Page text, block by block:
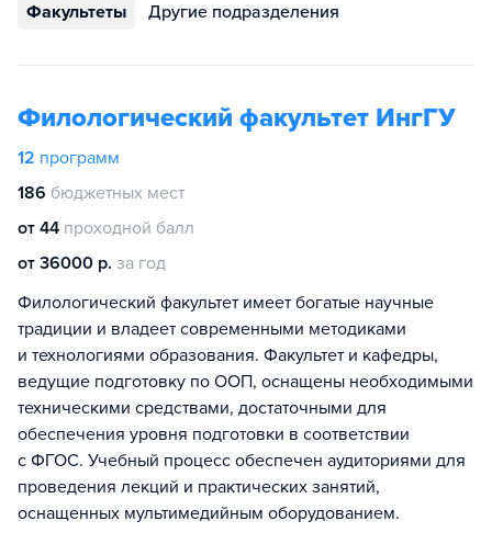
Факультеты Другие подразделения
Филологический факультет ИнгГУ
12 программ
186 бюджетных мест
от 44 проходной балл
от 36000 р. за год
Филологический факультет имеет богатые научные
традиции и владеет современными методиками
и технологиями образования. Факультет и кафедры,
ведущие подготовку по ООП, оснащены необходимыми
техническими средствами, достаточными для
обеспечения уровня подготовки в соответствии
с ФГОС. Учебный процесс обеспечен аудиториями для
проведения лекций и практических занятий,
оснащенных мультимедийным оборудованием.